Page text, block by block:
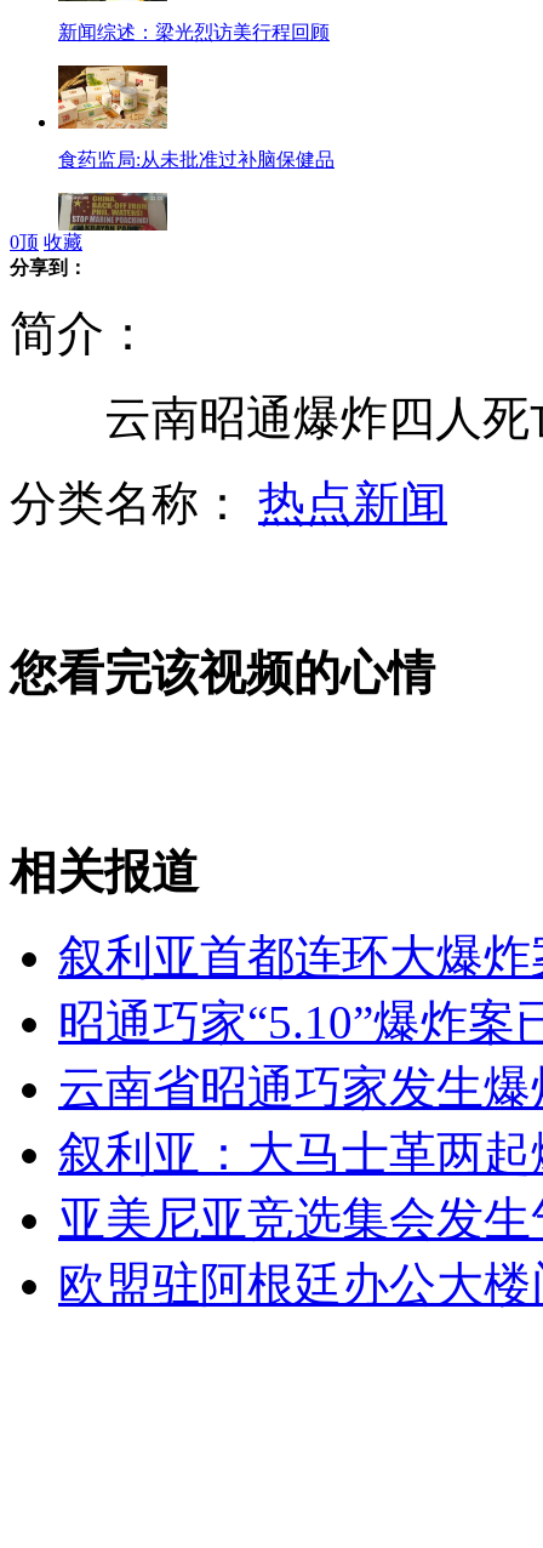
新闻综述：梁光烈访美行程回顾
食药监局:从未批准过补脑保健品
阿根廷通过法案承认变性手术合法
奥巴马称同身边人讨论过：支持同性婚姻
山西运城恶犬咬伤多人 警民合力深夜将其击毙
女孩北京地铁殴打老人 痛下狠手拳打脚踢
无痛分娩是否安全 医生回应
外交部：反对强权政治霸凌主义
0顶 收藏
分享到：
简介：
云南昭通爆炸四人死
分类名称： 热点新闻
您看完该视频的心情
相关报道
叙利亚首都连环大爆炸
昭通巧家“5.10”爆炸案
云南省昭通巧家发生
叙利亚：大马士革两
亚美尼亚竞选集会发
欧盟驻阿根廷办公大